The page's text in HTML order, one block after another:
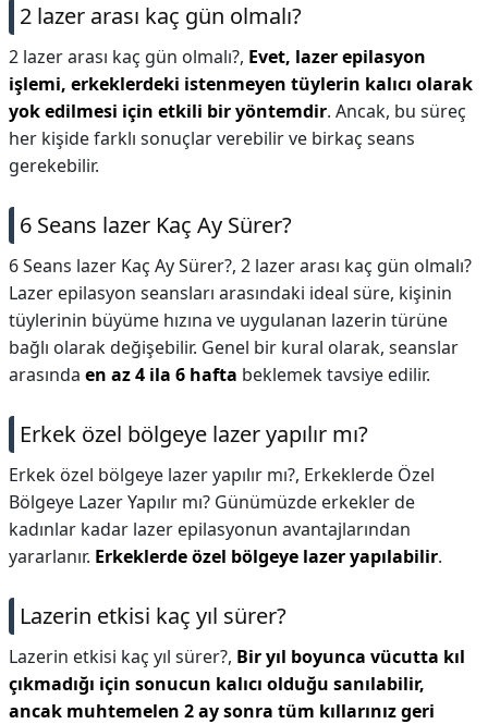
2 lazer arası kaç gün olmalı?
2 lazer arası kaç gün olmalı?, Evet, lazer epilasyon
işlemi, erkeklerdeki istenmeyen tüylerin kalıcı olarak
yok edilmesi için etkili bir yöntemdir. Ancak, bu süreç
her kişide farklı sonuçlar verebilir ve birkaç seans
gerekebilir.
6 Seans lazer Kaç Ay Sürer?
6 Seans lazer Kaç Ay Sürer?, 2 lazer arası kaç gün olmalı?
Lazer epilasyon seansları arasındaki ideal süre, kişinin
tüylerinin büyüme hızına ve uygulanan lazerin türüne
bağlı olarak değişebilir. Genel bir kural olarak, seanslar
arasında en az 4 ila 6 hafta beklemek tavsiye edilir.
Erkek özel bölgeye lazer yapılır mı?
Erkek özel bölgeye lazer yapılır mı?, Erkeklerde Özel
Bölgeye Lazer Yapılır mı? Günümüzde erkekler de
kadınlar kadar lazer epilasyonun avantajlarından
yararlanır. Erkeklerde özel bölgeye lazer yapılabilir.
Lazerin etkisi kaç yıl sürer?
Lazerin etkisi kaç yıl sürer?, Bir yıl boyunca vücutta kıl
çıkmadığı için sonucun kalıcı olduğu sanılabilir,
ancak muhtemelen 2 ay sonra tüm kıllarınız geri